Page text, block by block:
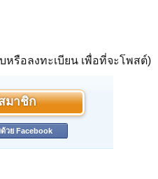
หรือลงทะเบียน เพื่อที่จะโพสต์)
มาชิก
วย Facebook